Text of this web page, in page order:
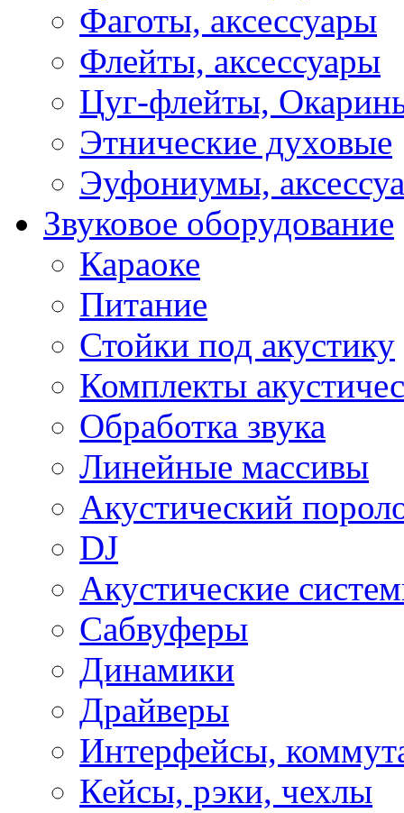
Фаготы, аксессуары
Флейты, аксессуары
Цуг-флейты,
Этнические духовые
Эуфониумы,
Звуковое оборудование
Караоке
Питание
Стойки под акустику
Комплекты
Обработка звука
Линейные массивы
Акустический
DJ
Акустические
Сабвуферы
Динамики
Драйверы
Интерфейсы,
Кейсы, рэки, чехлы